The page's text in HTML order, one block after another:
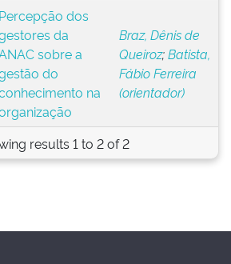
Percepção dos
da
sobre a
do
na
Braz, Dênis de
Queiroz;Batista,
Fábio Ferreira
(orientador)
results 1 to 2 of 2